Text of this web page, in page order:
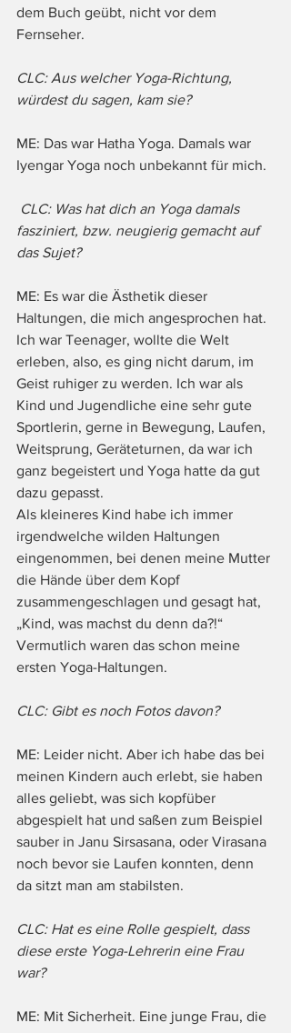
dem Buch geübt, nicht vor dem
Fernseher.
CLC: Aus welcher Yoga-Richtung,
würdest du sagen, kam sie?
ME: Das war Hatha Yoga. Damals war
Iyengar Yoga noch unbekannt für mich.
CLC: Was hat dich an Yoga damals
fasziniert, bzw. neugierig gemacht auf
das Sujet?
ME: Es war die Ästhetik dieser
Haltungen, die mich angesprochen hat.
Ich war Teenager, wollte die Welt
erleben, also, es ging nicht darum, im
Geist ruhiger zu werden. Ich war als
Kind und Jugendliche eine sehr gute
Sportlerin, gerne in Bewegung, Laufen,
Weitsprung, Geräteturnen, da war ich
ganz begeistert und Yoga hatte da gut
dazu gepasst.
Als kleineres Kind habe ich immer
irgendwelche wilden Haltungen
eingenommen, bei denen meine Mutter
die Hände über dem Kopf
zusammengeschlagen und gesagt hat,
„Kind, was machst du denn da?!“
Vermutlich waren das schon meine
ersten Yoga-Haltungen.
CLC: Gibt es noch Fotos davon?
ME: Leider nicht. Aber ich habe das bei
meinen Kindern auch erlebt, sie haben
alles geliebt, was sich kopfüber
abgespielt hat und saßen zum Beispiel
sauber in Janu Sirsasana, oder Virasana
noch bevor sie Laufen konnten, denn
da sitzt man am stabilsten.
CLC: Hat es eine Rolle gespielt, dass
diese erste Yoga-Lehrerin eine Frau
war?
ME: Mit Sicherheit. Eine junge Frau, die